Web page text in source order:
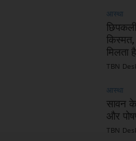
आस्था
मिलता
TBN
आस्था
सावन
और
TBN